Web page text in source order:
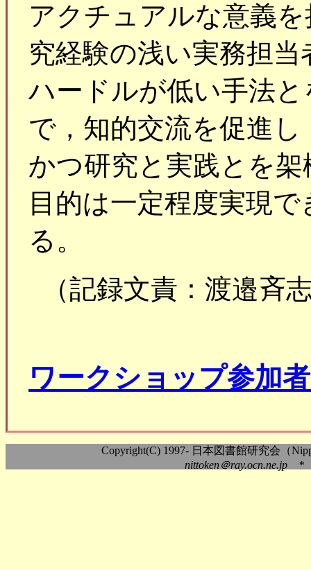
アクチュアルな意義
究経験の浅い実務担
ハードルが低い手法
で，知的交流を促進
かつ研究と実践とを
目的は一定程度実現
る。
（記録文責：渡邉
ワークショップ参加
Copyright(C) 1997- 日本図書館研究会（
nittoken＠ray.ocn.ne.jp *